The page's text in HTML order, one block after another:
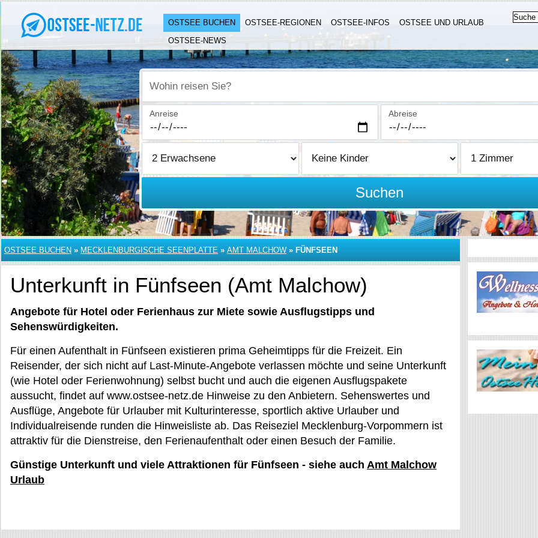
OSTSEE BUCHEN OSTSEE-REGIONEN OSTSEE-INFOS
OSTSEE UND URLAUB
OSTSEE-NEWS
Wohin reisen Sie?
Anreise Abreise
Suchen
OSTSEE BUCHEN » MECKLENBURGISCHE SEENPLATTE » AMT MALCHOW » FÜNFSEEN
Unterkunft in Fünfseen (Amt Malchow)
Angebote für Hotel oder Ferienhaus zur Miete sowie Ausflugstipps und
Sehenswürdigkeiten.
Für einen Aufenthalt in Fünfseen existieren prima Geheimtipps für die Freizeit. Ein
Reisender, der sich nicht auf Last-Minute-Angebote verlassen möchte und seine Unterkunft
(wie Hotel oder Ferienwohnung) selbst bucht und auch die eigenen Ausflugspakete
aussucht, findet auf www.ostsee-netz.de Hinweise zu den Anbietern. Sehenswertes und
Ausflüge, Angebote für Urlauber mit Kulturinteresse, sportlich aktive Urlauber und
Individualreisende runden die Hinweisliste ab. Das Reiseziel Mecklenburg-Vorpommern ist
attraktiv für die Dienstreise, den Ferienaufenthalt oder einen Besuch der Familie.
Günstige Unterkunft und viele Attraktionen für Fünfseen - siehe auch Amt Malchow
Urlaub